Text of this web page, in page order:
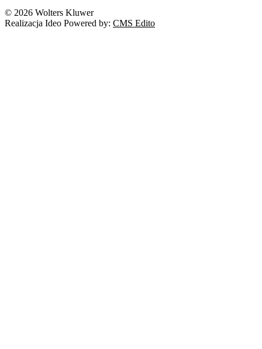
© 2026 Wolters Kluwer
Realizacja Ideo Powered by: CMS Edito